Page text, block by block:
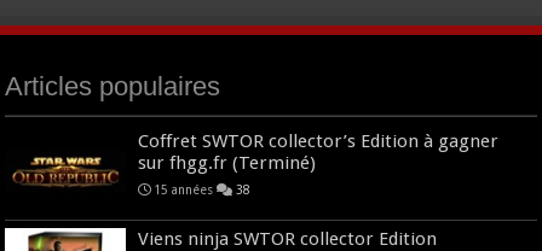
Articles populaires
Coffret SWTOR collector’s Edition à gagner
sur fhgg.fr (Terminé)
15 années 38
Viens ninja SWTOR collector Edition